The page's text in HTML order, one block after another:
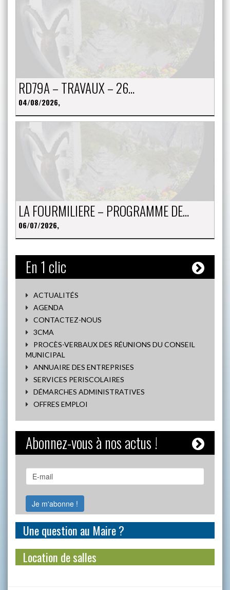
RD79A – TRAVAUX – 26…
04/08/2026,
LA FOURMILIERE – PROGRAMME DE…
06/07/2026,
En 1 clic
ACTUALITÉS
AGENDA
CONTACTEZ-NOUS
3CMA
PROCÈS-VERBAUX DES RÉUNIONS DU CONSEIL
MUNICIPAL
ANNUAIRE DES ENTREPRISES
SERVICES PERISCOLAIRES
DÉMARCHES ADMINISTRATIVES
OFFRES EMPLOI
Abonnez-vous à nos actus !
Une question au Maire ?
Location de salles